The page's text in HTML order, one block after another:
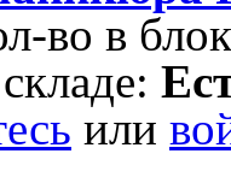
во в
или